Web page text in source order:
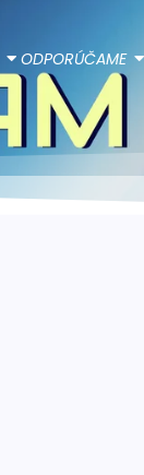
ODPORÚČAME